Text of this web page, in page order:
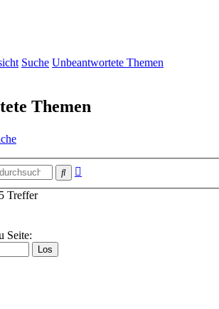
Suche Unbeantwortete Themen
Themen
Suche
Treffer
Seite: